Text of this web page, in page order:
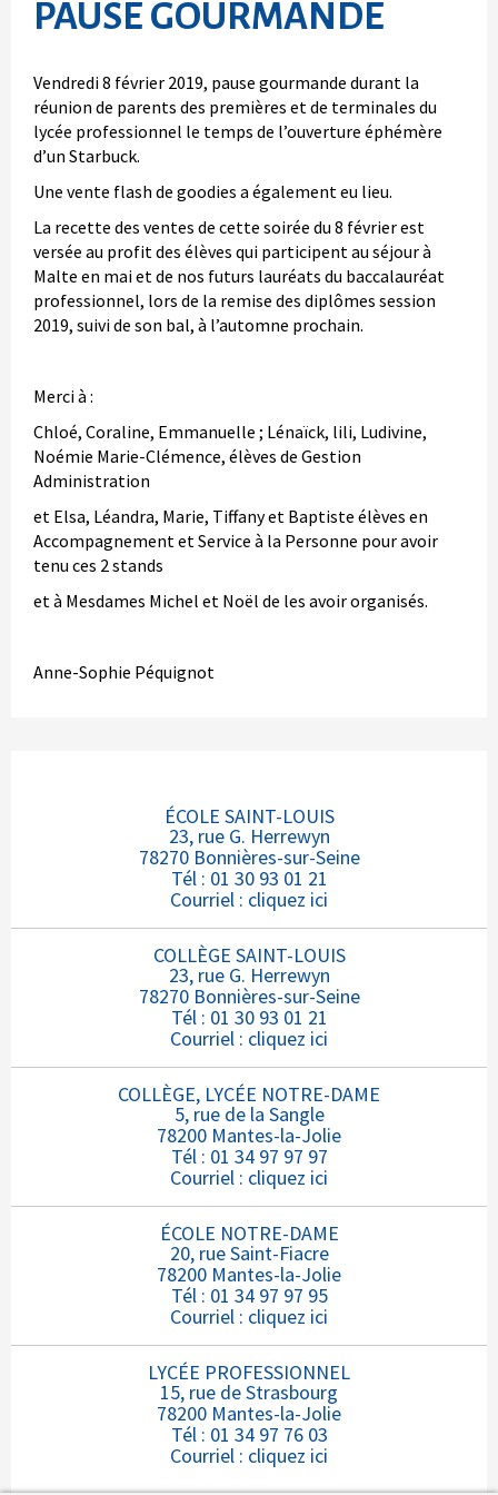
PAUSE GOURMANDE
Vendredi 8 février 2019, pause gourmande durant la
réunion de parents des premières et de terminales du
lycée professionnel le temps de l’ouverture éphémère
d’un Starbuck.
Une vente flash de goodies a également eu lieu.
La recette des ventes de cette soirée du 8 février est
versée au profit des élèves qui participent au séjour à
Malte en mai et de nos futurs lauréats du baccalauréat
professionnel, lors de la remise des diplômes session
2019, suivi de son bal, à l’automne prochain.
Merci à :
Chloé, Coraline, Emmanuelle ; Lénaïck, lili, Ludivine,
Noémie Marie-Clémence, élèves de Gestion
Administration
et Elsa, Léandra, Marie, Tiffany et Baptiste élèves en
Accompagnement et Service à la Personne pour avoir
tenu ces 2 stands
et à Mesdames Michel et Noël de les avoir organisés.
Anne-Sophie Péquignot
ÉCOLE SAINT-LOUIS
23, rue G. Herrewyn
78270 Bonnières-sur-Seine
Tél : 01 30 93 01 21
Courriel : cliquez ici
COLLÈGE SAINT-LOUIS
23, rue G. Herrewyn
78270 Bonnières-sur-Seine
Tél : 01 30 93 01 21
Courriel : cliquez ici
COLLÈGE, LYCÉE NOTRE-DAME
5, rue de la Sangle
78200 Mantes-la-Jolie
Tél : 01 34 97 97 97
Courriel : cliquez ici
ÉCOLE NOTRE-DAME
20, rue Saint-Fiacre
78200 Mantes-la-Jolie
Tél : 01 34 97 97 95
Courriel : cliquez ici
LYCÉE PROFESSIONNEL
15, rue de Strasbourg
78200 Mantes-la-Jolie
Tél : 01 34 97 76 03
Courriel : cliquez ici